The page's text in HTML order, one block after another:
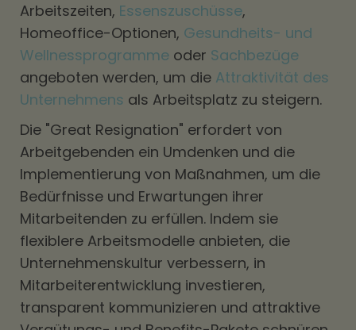
Arbeitszeiten, Essenszuschüsse,
Homeoffice-Optionen, Gesundheits- und
Wellnessprogramme oder Sachbezüge
angeboten werden, um die Attraktivität des
Unternehmens als Arbeitsplatz zu steigern.
Die "Great Resignation" erfordert von
Arbeitgebenden ein Umdenken und die
Implementierung von Maßnahmen, um die
Bedürfnisse und Erwartungen ihrer
Mitarbeitenden zu erfüllen. Indem sie
flexiblere Arbeitsmodelle anbieten, die
Unternehmenskultur verbessern, in
Mitarbeiterentwicklung investieren,
transparent kommunizieren und attraktive